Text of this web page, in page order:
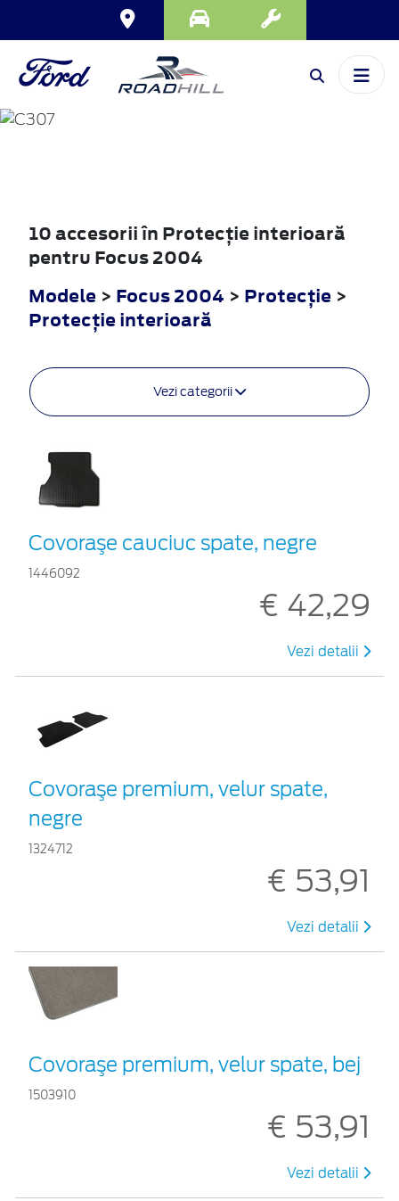
FOCUS
10 accesorii în Protecţie interioară
pentru Focus 2004
Modele > Focus 2004 > Protecţie >
Protecţie interioară
Vezi categorii
Covoraşe cauciuc spate, negre
1446092
€ 42,29
Vezi detalii
Covoraşe premium, velur spate,
negre
1324712
€ 53,91
Vezi detalii
Covoraşe premium, velur spate, bej
1503910
€ 53,91
Vezi detalii